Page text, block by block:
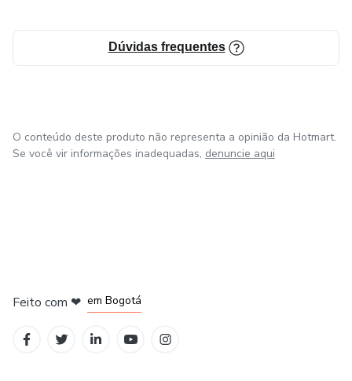
Dúvidas frequentes
O conteúdo deste produto não representa a opinião da Hotmart.
Se você vir informações inadequadas, denuncie aqui
Feito com ❤ em Bogotá